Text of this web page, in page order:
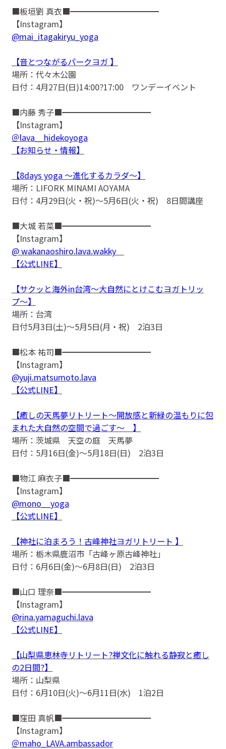
■板垣劉 真衣■━━━━━━━━━━━
【Instagram】
@mai_itagakiryu_yoga
【音とつながるパークヨガ 】
場所：代々木公園
日付：4月27日(日)14:00?17:00 ワンデーイベント
■内藤 秀子■━━━━━━━━━━━
【Instagram】
＠lava__hidekoyoga
【お知らせ・情報】
【8days yoga 〜進化するカラダ〜】
場所：LIFORK MINAMI AOYAMA
日付：4月29日(火・祝)〜5月6日(火・祝) 8日間講座
■大城 若菜■━━━━━━━━━━━
【Instagram】
@ wakanaoshiro.lava.wakky
【公式LINE】
【サクッと海外in台湾〜大自然にとけこむヨガトリッ
プ〜】
場所：台湾
日付5月3日(土)〜5月5日(月・祝) 2泊3日
■松本 祐司■━━━━━━━━━━━
【Instagram】
@yuji.matsumoto.lava
【公式LINE】
【癒しの天馬夢リトリート〜開放感と新緑の温もりに包
まれた大自然の空間で過ごす〜 】
場所：茨城県 天空の庭 天馬夢
日付：5月16日(金)〜5月18日(日) 2泊3日
■物江 麻衣子■━━━━━━━━━━━
【Instagram】
@mono__yoga
【公式LINE】
【神社に泊まろう！古峰神社ヨガリトリート 】
場所：栃木県鹿沼市「古峰ヶ原古峰神社」
日付：6月6日(金)〜6月8日(日) 2泊3日
■山口 理奈■━━━━━━━━━━━
【Instagram】
@rina.yamaguchi.lava
【公式LINE】
【山梨県恵林寺リトリート?禅文化に触れる静寂と癒し
の2日間?】
場所：山梨県
日付：6月10日(火)〜6月11日(水) 1泊2日
■窪田 真帆■━━━━━━━━━━━
【Instagram】
＠maho_LAVA.ambassador